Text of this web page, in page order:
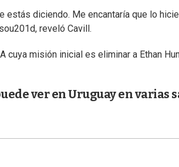
estás diciendo. Me encantaría que lo
reveló Cavill.
cuya misión inicial es eliminar a Ethan
ver en Uruguay en varias